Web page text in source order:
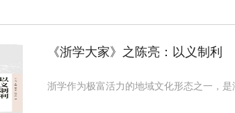
《浙学大家》之陈亮：以义制利
浙学作为极富活力的地域文化形态之一，